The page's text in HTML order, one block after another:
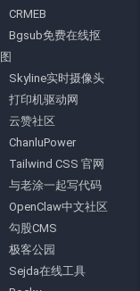
CRMEB
Bgsub免费在线抠
图
Skyline实时摄像头
打印机驱动网
云赞社区
ChanluPower
Tailwind CSS 官网
与老涂一起写代码
OpenClaw中文社区
勾股CMS
极客公园
Sejda在线工具